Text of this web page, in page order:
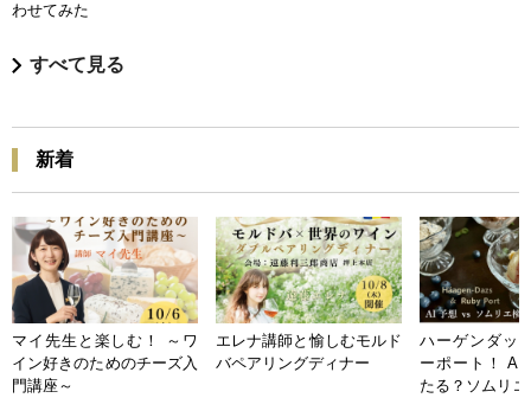
わせてみた
すべて見る
新着
マイ先生と楽しむ！ ～ワ
イン好きのためのチーズ入
門講座～
エレナ講師と愉しむモルド
バペアリングディナー
ハーゲンダッ
ーポート！ AI
たる？ソムリ